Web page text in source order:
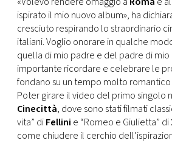
ispirato il mio nuovo album», ha
cresciuto respirando lo straordinario
italiani. Voglio onorare in qualche
quella di mio padre e del padre di mio
importante ricordare e celebrare le
fondano su un tempo molto
Poter girare il video del primo singolo
Cinecittà, dove sono stati filmati
vita” diFellini e “Romeo e Giulietta” di
come chiudere il cerchio